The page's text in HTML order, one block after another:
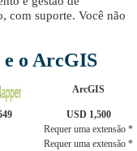
com suporte. Você não
o ArcGIS
ArcGIS
USD 1,500
Requer uma extensão *
Requer uma extensão *